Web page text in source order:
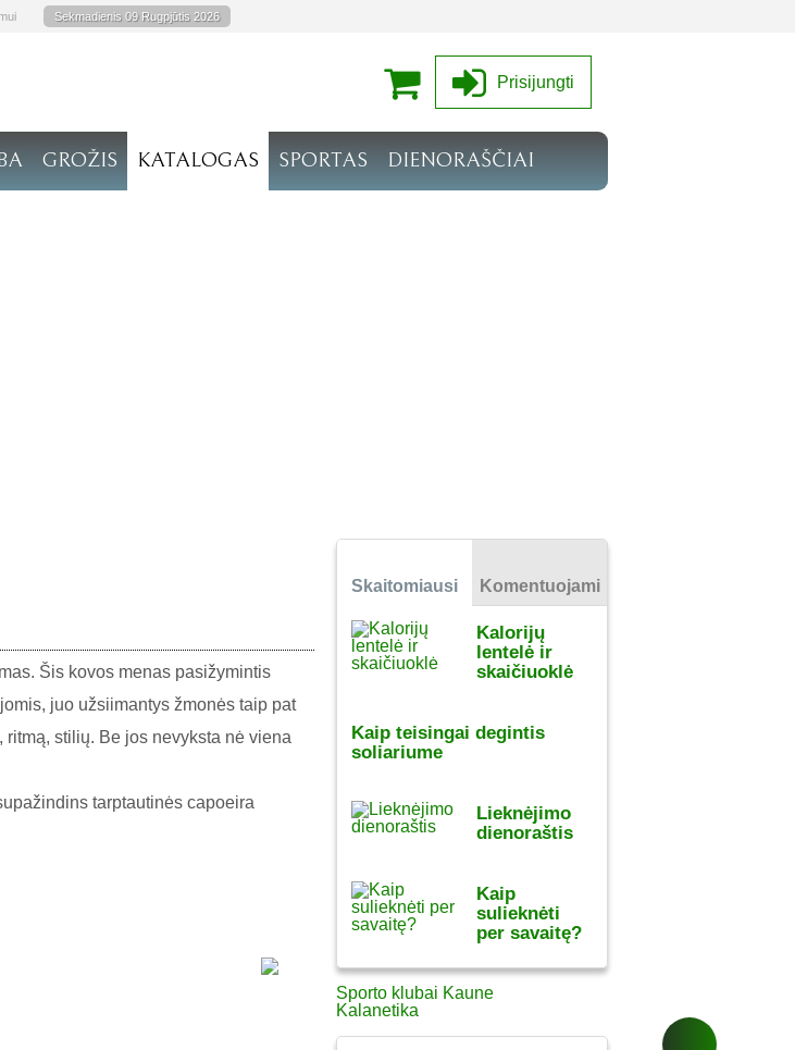
Sekmadienis 09 Rugpjūtis 2026
Prisijungti
GROŽIS KATALOGAS SPORTAS DIENORAŠČIAI
Šis kovos menas pasižymintis
juo užsiimantys žmonės taip pat
stilių. Be jos nevyksta nė viena
tarptautinės capoeira
Skaitomiausi Komentuojami
Kalorijų
lentelė ir
skaičiuoklė
Kaip teisingai degintis
soliariume
Lieknėjimo
dienoraštis
Kaip
sulieknėti
per savaitę?
Sporto klubai Kaune
Kalanetika